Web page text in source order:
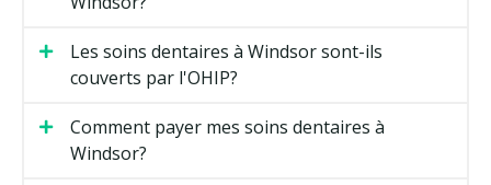
Les soins dentaires à Windsor sont-ils
couverts par l'OHIP?
Comment payer mes soins dentaires à
Windsor?